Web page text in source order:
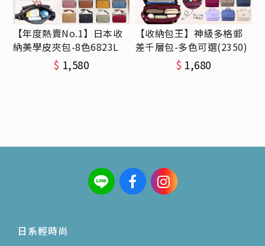
【年度熱賣No.1】日本收
納美學皮夾包-8色6823L
$ 1,580
【收納包王】神級多格郵
差千層包-多色可選(2350)
$ 1,680
日系輕時尚